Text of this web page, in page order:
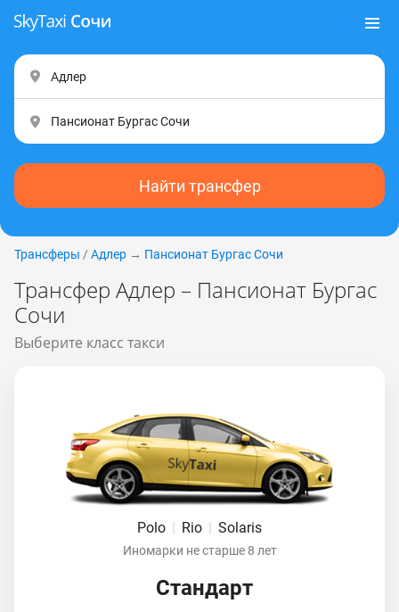
Найти трансфер
Трансферы / Адлер → Пансионат Бургас Сочи
Трансфер Адлер – Пансионат Бургас
Сочи
Выберите класс такси
Polo | Rio | Solaris
Иномарки не старше 8 лет
Стандарт